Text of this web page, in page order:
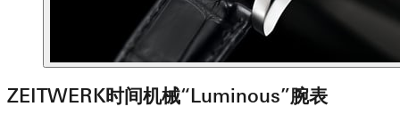
ZEITWERK时间机械“Luminous”腕表